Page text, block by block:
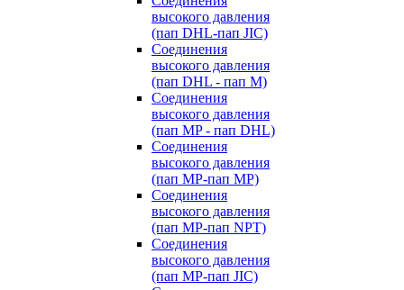
высокого давления
(пап DHL-пап JIC)
Cоединения
высокого давления
(пап DHL - пап M)
Cоединения
высокого давления
(пап MP - пап DHL)
Соединения
высокого давления
(пап MP-пап MP)
Соединения
высокого давления
(пап MP-пап NPT)
Соединения
высокого давления
(пап MP-пап JIC)